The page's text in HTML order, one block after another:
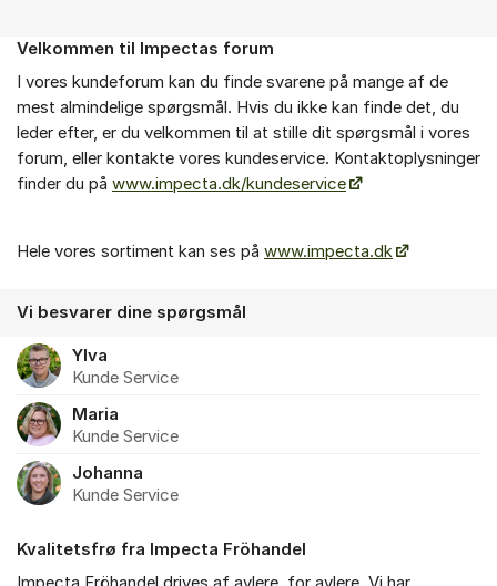
Om forummet
Velkommen til Impectas forum
I vores kundeforum kan du finde svarene på mange af de
mest almindelige spørgsmål. Hvis du ikke kan finde det, du
leder efter, er du velkommen til at stille dit spørgsmål i vores
forum, eller kontakte vores kundeservice. Kontaktoplysninger
finder du på www.impecta.dk/kundeservice
Hele vores sortiment kan ses på www.impecta.dk
Vi besvarer dine spørgsmål
Ylva
Kunde Service
Maria
Kunde Service
Johanna
Kunde Service
Kvalitetsfrø fra Impecta Fröhandel